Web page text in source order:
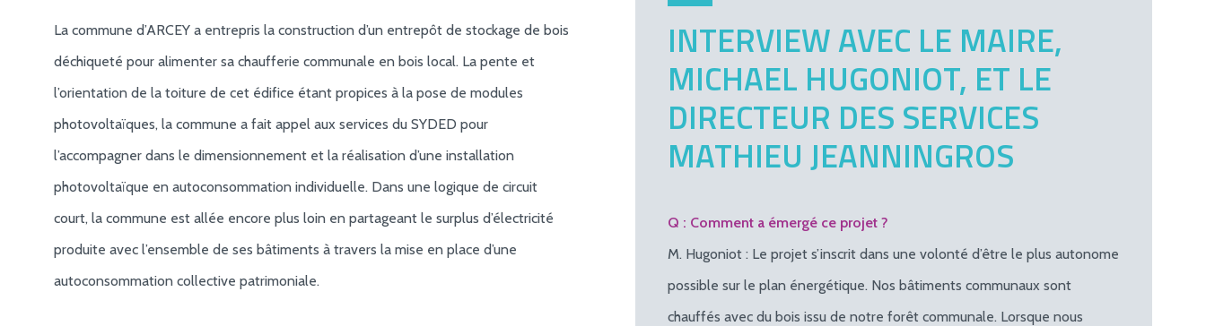
La commune d’ARCEY a entrepris la construction d’un entrepôt de stockage de bois
déchiqueté pour alimenter sa chaufferie communale en bois local. La pente et
l’orientation de la toiture de cet édifice étant propices à la pose de modules
photovoltaïques, la commune a fait appel aux services du SYDED pour
l’accompagner dans le dimensionnement et la réalisation d’une installation
photovoltaïque en autoconsommation individuelle. Dans une logique de circuit
court, la commune est allée encore plus loin en partageant le surplus d’électricité
produite avec l’ensemble de ses bâtiments à travers la mise en place d’une
autoconsommation collective patrimoniale.
INTERVIEW AVEC LE MAIRE,
MICHAEL HUGONIOT, ET LE
DIRECTEUR DES SERVICES
MATHIEU JEANNINGROS
Q : Comment a émergé ce projet ?
M. Hugoniot : Le projet s’inscrit dans une volonté d’être le plus autonome
possible sur le plan énergétique. Nos bâtiments communaux sont
chauffés avec du bois issu de notre forêt communale. Lorsque nous